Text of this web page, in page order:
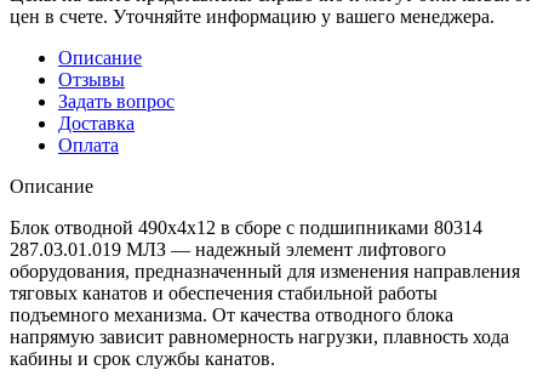
цен в счете. Уточняйте информацию у вашего менеджера.
Описание
Отзывы
Задать вопрос
Доставка
Оплата
Описание
Блок отводной 490х4х12 в сборе с подшипниками 80314
287.03.01.019 МЛЗ — надежный элемент лифтового
оборудования, предназначенный для изменения направления
тяговых канатов и обеспечения стабильной работы
подъемного механизма. От качества отводного блока
напрямую зависит равномерность нагрузки, плавность хода
кабины и срок службы канатов.